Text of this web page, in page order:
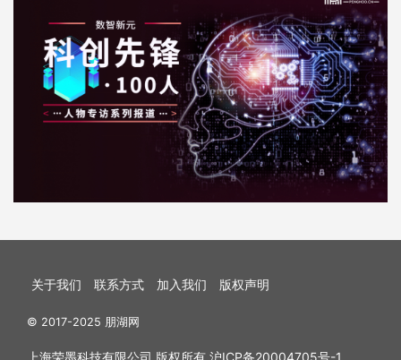
关于我们 联系方式 加入我们 版权声明
© 2017-2025 朋湖网
上海荣墨科技有限公司 版权所有 沪ICP备20004705号-1